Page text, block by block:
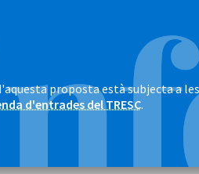
proposta està subjecta a
d'entrades del TRESC.